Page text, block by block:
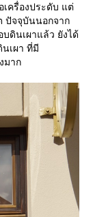
เครื่องประดับ แต่
ปัจจุบันนอกจาก
ดินเผาแล้ว ยังได้
เผา ที่มี
มาก